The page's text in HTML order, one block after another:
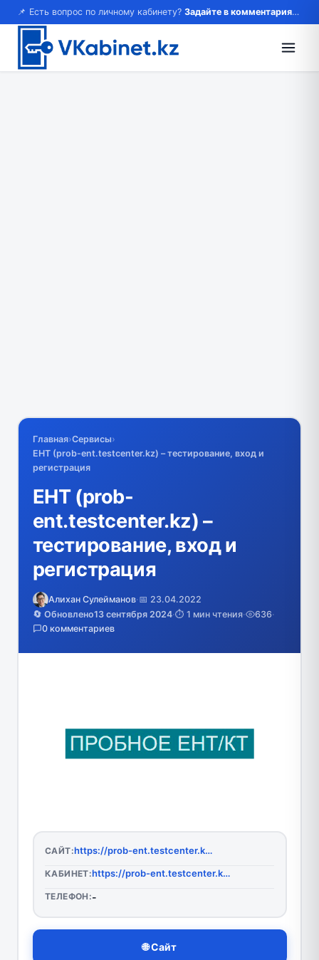
📌 Есть вопрос по личному кабинету? Задайте в комментариях — ответим!
Главная›Сервисы›
ЕНТ (prob-ent.testcenter.kz) – тестирование, вход и
регистрация
ЕНТ (prob-
ent.testcenter.kz) –
тестирование, вход и
регистрация
Алихан Сулейманов·📅 23.04.2022
🔄 Обновлено13 сентября 2024·⏱️ 1 мин чтения· 636·
0 комментариев
САЙТ: https://prob-ent.testcenter.kz/#/login
КАБИНЕТ: https://prob-ent.testcenter.kz/#/login
ТЕЛЕФОН:-
🌐 Сайт